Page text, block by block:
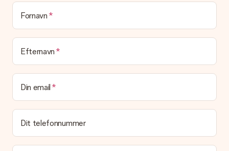
at pakke din gave. Vi leverer vores gaver i en festlig
emballage. Det betyder, at din gave er klar til at blive givet,
Leveringstid, leveringsmuligheder og
leveringsomkostninger
Kan jeg vælge en leveringsdato?
Det er ikke muligt at vælge en bestemt leveringsdato.
Hvad er leveringstiden, og hvornår modtager jeg min
gave?
Leveringstiden findes på gavens produktside. Du kan stole på,
at vores postfirma leverer din gave på denne dag.
Fornavn
Efternavn
Din email
Dit telefonnummer